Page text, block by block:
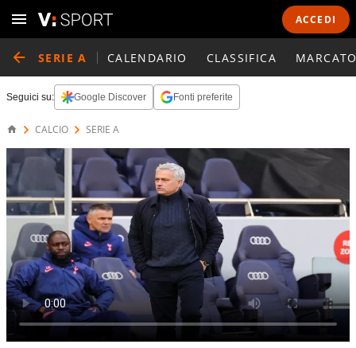
ACCEDI
SERIE A CALENDARIO CLASSIFICA
Seguici su: Google Discover Fonti preferite
CALCIO SERIE A